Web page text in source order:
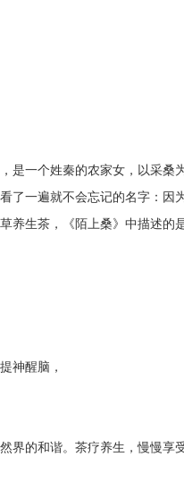
一个姓秦的农家女，以采桑
了一遍就不会忘记的名字：因
养生茶，《陌上桑》中描述的
神醒脑，
界的和谐。茶疗养生，慢慢享